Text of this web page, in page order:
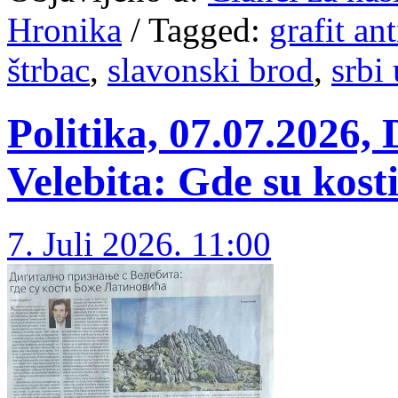
Hronika / Tagged: grafit
štrbac, slavonski brod, srbi
Politika, 07.07.2026,
Velebita: Gde su
7. Juli 2026. 11:00